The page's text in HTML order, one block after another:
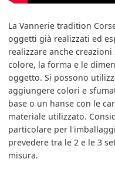
La Vannerie tradition
oggetti già realizzati ed
realizzare anche
colore, la forma e le
oggetto. Si possono
aggiungere colori e
base o un hanse con le
materiale utilizzato.
particolare per
prevedere tra le 2 e le 3
misura.